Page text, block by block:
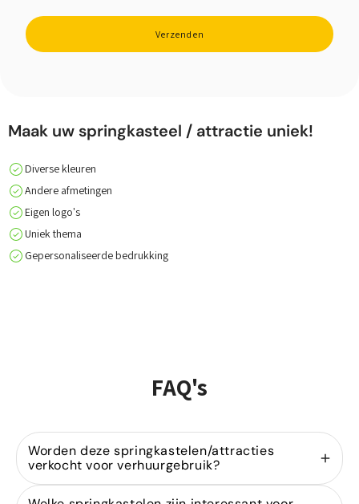
Verzenden
Maak uw springkasteel / attractie uniek!
Diverse kleuren
Andere afmetingen
Eigen logo's
Uniek thema
Gepersonaliseerde bedrukking
FAQ's
Worden deze springkastelen/attracties
verkocht voor verhuurgebruik?
Ja, wij zijn gespecialiseerd in de